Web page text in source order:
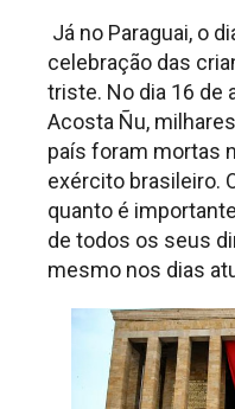
Já no Paraguai, o
celebração das
triste. No dia 16 de
Acosta Ñu,
país foram mortas
exército brasileiro.
quanto é
de todos os seus
mesmo nos dias